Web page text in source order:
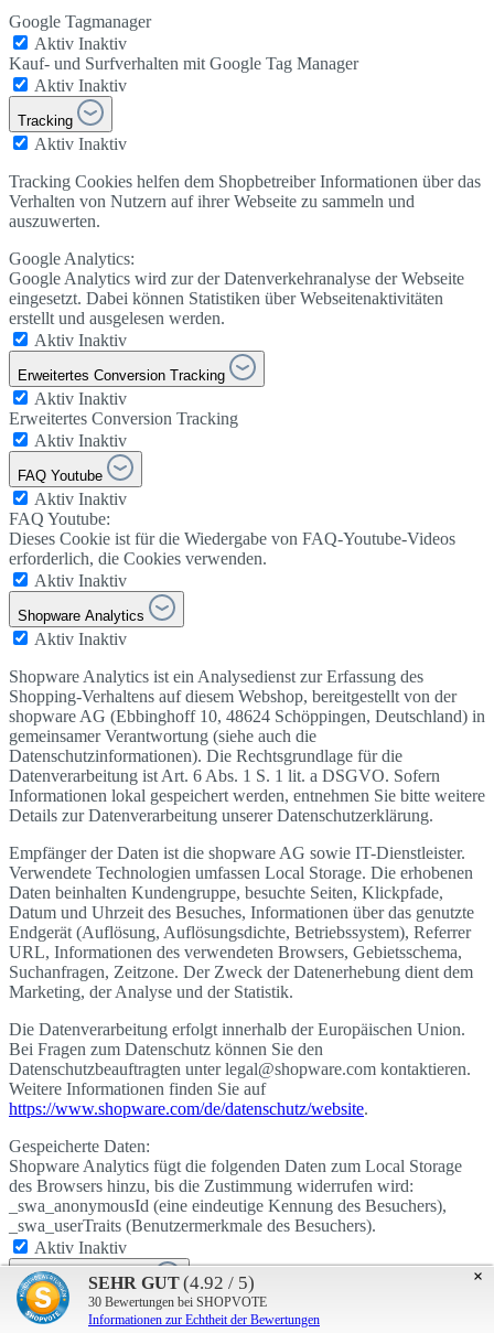
Google Tagmanager
Aktiv Inaktiv
Kauf- und Surfverhalten mit Google Tag Manager
Aktiv Inaktiv
Tracking
Aktiv Inaktiv
Tracking Cookies helfen dem Shopbetreiber Informationen über das
Verhalten von Nutzern auf ihrer Webseite zu sammeln und
auszuwerten.
Google Analytics:
Google Analytics wird zur der Datenverkehranalyse der Webseite
eingesetzt. Dabei können Statistiken über Webseitenaktivitäten
erstellt und ausgelesen werden.
Aktiv Inaktiv
Erweitertes Conversion Tracking
Aktiv Inaktiv
Erweitertes Conversion Tracking
Aktiv Inaktiv
FAQ Youtube
Aktiv Inaktiv
FAQ Youtube:
Dieses Cookie ist für die Wiedergabe von FAQ-Youtube-Videos
erforderlich, die Cookies verwenden.
Aktiv Inaktiv
Shopware Analytics
Aktiv Inaktiv
Shopware Analytics ist ein Analysedienst zur Erfassung des
Shopping-Verhaltens auf diesem Webshop, bereitgestellt von der
shopware AG (Ebbinghoff 10, 48624 Schöppingen, Deutschland) in
gemeinsamer Verantwortung (siehe auch die
Datenschutzinformationen). Die Rechtsgrundlage für die
Datenverarbeitung ist Art. 6 Abs. 1 S. 1 lit. a DSGVO. Sofern
Informationen lokal gespeichert werden, entnehmen Sie bitte weitere
Details zur Datenverarbeitung unserer Datenschutzerklärung.
Empfänger der Daten ist die shopware AG sowie IT-Dienstleister.
Verwendete Technologien umfassen Local Storage. Die erhobenen
Daten beinhalten Kundengruppe, besuchte Seiten, Klickpfade,
Datum und Uhrzeit des Besuches, Informationen über das genutzte
Endgerät (Auflösung, Auflösungsdichte, Betriebssystem), Referrer
URL, Informationen des verwendeten Browsers, Gebietsschema,
Suchanfragen, Zeitzone. Der Zweck der Datenerhebung dient dem
Marketing, der Analyse und der Statistik.
Die Datenverarbeitung erfolgt innerhalb der Europäischen Union.
Bei Fragen zum Datenschutz können Sie den
Datenschutzbeauftragten unter legal@shopware.com kontaktieren.
Weitere Informationen finden Sie auf
https://www.shopware.com/de/datenschutz/website.
Gespeicherte Daten:
Shopware Analytics fügt die folgenden Daten zum Local Storage
des Browsers hinzu, bis die Zustimmung widerrufen wird:
_swa_anonymousId (eine eindeutige Kennung des Besuchers),
_swa_userTraits (Benutzermerkmale des Besuchers).
Aktiv Inaktiv
Google Tag Manager
Aktiv
Inaktiv
Google Tag Manager
×
SEHR GUT(4.92 / 5)
30 Bewertungen bei SHOPVOTE
Informationen zur Echtheit der Bewertungen